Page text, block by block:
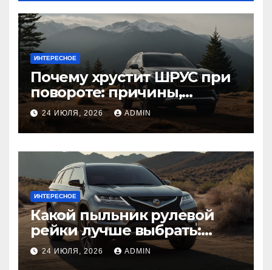
ИНТЕРЕСНОЕ
Почему хрустит ШРУС при
повороте: причины,
диагностика
24 ИЮЛЯ, 2026 ADMIN
ИНТЕРЕСНОЕ
Какой пыльник рулевой
рейки лучше выбрать:
оригинальный или аналог,
резина или полиуретан
24 ИЮЛЯ, 2026 ADMIN